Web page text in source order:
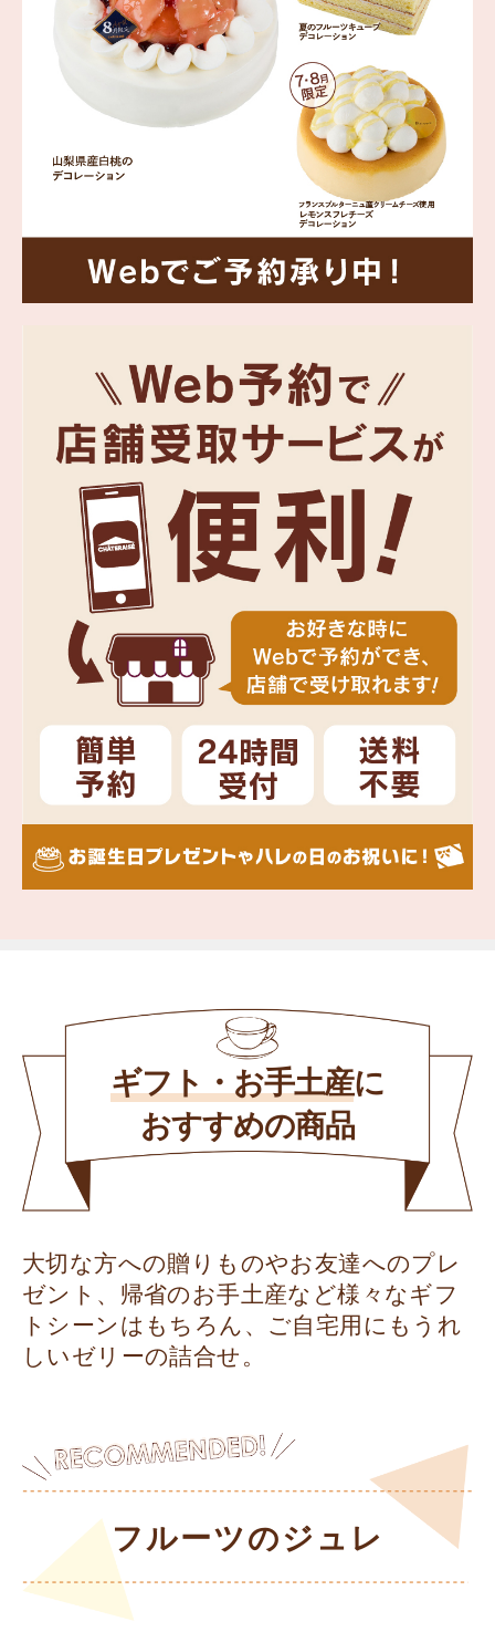
ギフト・お手土産に
おすすめの商品
大切な方への贈りものやお友達へのプレ
ゼント、帰省のお手土産など様々なギフ
トシーンはもちろん、ご自宅用にもうれ
しいゼリーの詰合せ。
フルーツのジュレ
岳や末広がりを意味す
やつ時」という意味を込
。雄大な八ヶ岳山麓の自
る、こだわりのスイー